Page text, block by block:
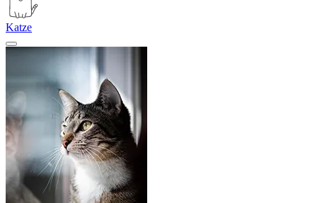
Katze